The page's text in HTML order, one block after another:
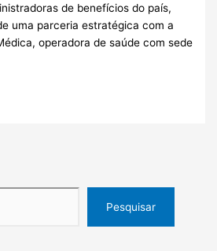
de benefícios do país,
uma parceria estratégica com a
operadora de saúde com sede
Pesquisar